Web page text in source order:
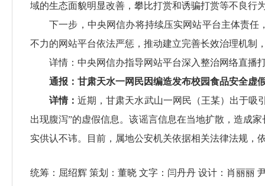
域的生态面貌明显改善，攀比打赏和诱骗打赏等不良行
下一步，中央网信办将持续压实网站平台主体责任
不力的网站平台依法严惩，推动建立完善长效治理机制
详情： 中央网信办指导网站平台深入整治网络直播
通报：甘肃天水一网民因编造发布校园食品安全虚
详情：近期，甘肃天水武山一网民（王某）出于吸
出现腹泻”的虚假信息。该谣言信息在当地扩散，造成
实供认不讳。目前，属地公安机关依据相关法律法规，
统筹：屈绍辉 策划：董晓 文字：闫丹丹 设计：肖丽丽